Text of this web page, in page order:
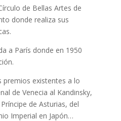
de Bellas Artes de
donde realiza sus
a París donde en 1950
premios existentes a lo
de Venecia al Kandinsky,
de Asturias, del
Imperial en Japón…